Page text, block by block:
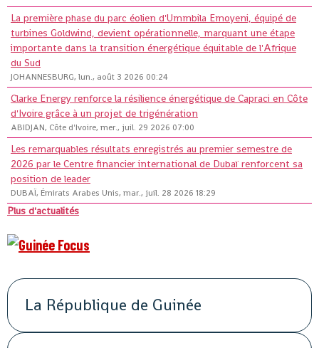
La première phase du parc éolien d'Ummbila Emoyeni, équipé de
turbines Goldwind, devient opérationnelle, marquant une étape
importante dans la transition énergétique équitable de l'Afrique
du Sud
JOHANNESBURG, lun., août 3 2026 00:24
Clarke Energy renforce la résilience énergétique de Capraci en Côte
d'Ivoire grâce à un projet de trigénération
ABIDJAN, Côte d'Ivoire, mer., juil. 29 2026 07:00
Les remarquables résultats enregistrés au premier semestre de
2026 par le Centre financier international de Dubaï renforcent sa
position de leader
DUBAÏ, Émirats Arabes Unis, mar., juil. 28 2026 18:29
Plus d'actualités
La République de Guinée